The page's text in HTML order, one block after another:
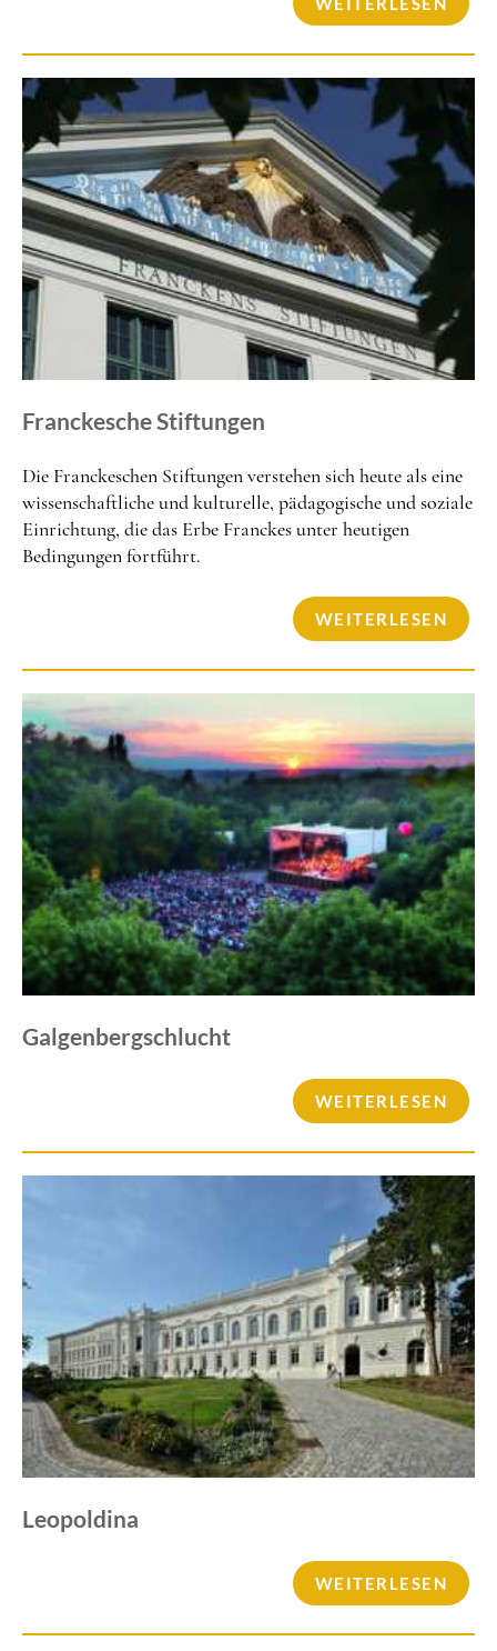
Franckesche Stiftungen
Die Franckeschen Stiftungen verstehen sich heute als eine
wissenschaftliche und kulturelle, pädagogische und soziale
Einrichtung, die das Erbe Franckes unter heutigen
Bedingungen fortführt.
WEITERLESEN
Galgenbergschlucht
WEITERLESEN
Leopoldina
WEITERLESEN